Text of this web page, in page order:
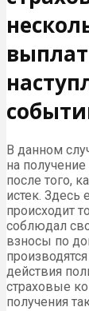
В данном
на
после того,
истек. Здесь
происходит
соблюдал
взносы по
действия
страховые
получения